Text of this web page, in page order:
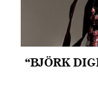
“BJÖRK